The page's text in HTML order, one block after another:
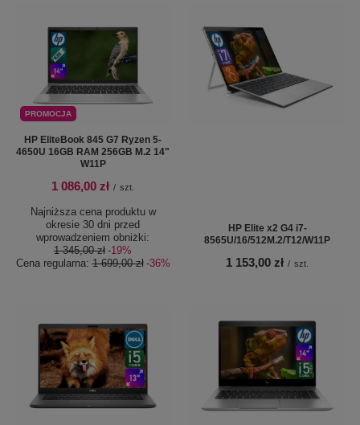
PROMOCJA
HP EliteBook 845 G7 Ryzen 5-
4650U 16GB RAM 256GB M.2 14"
W11P
1 086,00 zł / szt.
Najniższa cena produktu w
okresie 30 dni przed
wprowadzeniem obniżki:
1 345,00 zł -19%
Cena regularna:1 699,00 zł -36%
HP Elite x2 G4 i7-
8565U/16/512M.2/T12/W11P
1 153,00 zł / szt.